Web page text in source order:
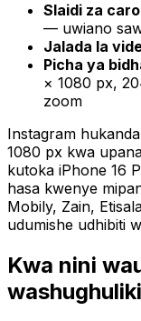
Slaidi za
— uwiano
Jalada la
Picha ya
× 1080 px,
zoom
Instagram
1080 px kwa
kutoka iPhone 16
hasa kwenye
Mobily, Zain,
udumishe udhibiti
Kwa nini